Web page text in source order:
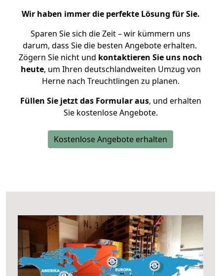
Wir haben immer die perfekte Lösung für Sie.
Sparen Sie sich die Zeit – wir kümmern uns
darum, dass Sie die besten Angebote erhalten.
Zögern Sie nicht und kontaktieren Sie uns noch
heute, um Ihren deutschlandweiten Umzug von
Herne nach Treuchtlingen zu planen.
Füllen Sie jetzt das Formular aus, und erhalten
Sie kostenlose Angebote.
Kostenlose Angebote erhalten